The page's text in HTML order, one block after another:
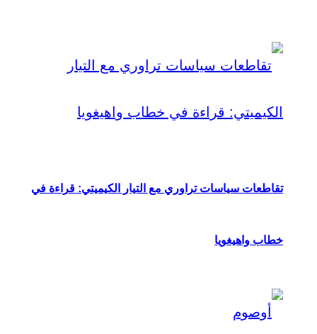
تقاطعات سياسات تراوري مع التيار الكيميتي: قراءة في
خطاب واهيغويا